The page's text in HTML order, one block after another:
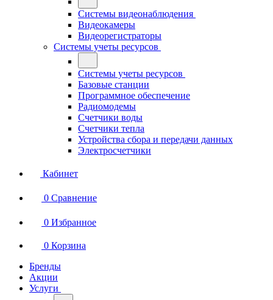
Системы видеонаблюдения
Видеокамеры
Видеорегистраторы
Системы учеты ресурсов
Системы учеты ресурсов
Базовые станции
Программное обеспечение
Радиомодемы
Счетчики воды
Счетчики тепла
Устройства сбора и передачи данных
Электросчетчики
Кабинет
0 Сравнение
0 Избранное
0 Корзина
Бренды
Акции
Услуги